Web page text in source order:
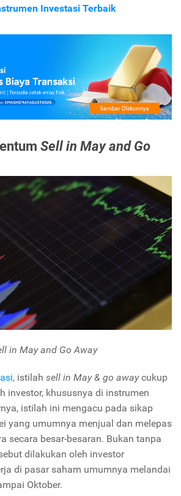
Investasi Terbaik
Sell in May and Go
in May and Go Away
, istilah sell in May & go awaycukup
investor, khususnya di instrumen
istilah ini mengacu pada sikap
yang umumnya menjual dan melepas
secara besar-besaran. Bukan tanpa
dilakukan oleh investor
di pasar saham umumnya melandai
Oktober.